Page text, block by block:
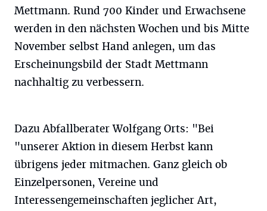
Mettmann. Rund 700 Kinder und Erwachsene
werden in den nächsten Wochen und bis Mitte
November selbst Hand anlegen, um das
Erscheinungsbild der Stadt Mettmann
nachhaltig zu verbessern.
Dazu Abfallberater Wolfgang Orts: "Bei
"unserer Aktion in diesem Herbst kann
übrigens jeder mitmachen. Ganz gleich ob
Einzelpersonen, Vereine und
Interessengemeinschaften jeglicher Art,